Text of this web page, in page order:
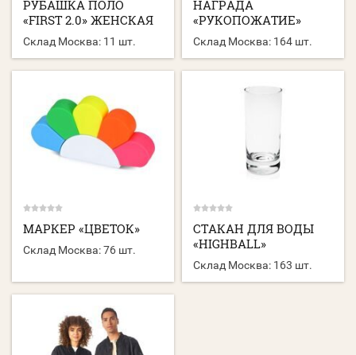
РУБАШКА ПОЛО
«FIRST 2.0» ЖЕНСКАЯ
Склад Москва: 11 шт.
НАГРАДА
«РУКОПОЖАТИЕ»
Склад Москва: 164 шт.
МАРКЕР «ЦВЕТОК»
Склад Москва:76 шт.
СТАКАН ДЛЯ ВОДЫ
«HIGHBALL»
Склад Москва: 163 шт.